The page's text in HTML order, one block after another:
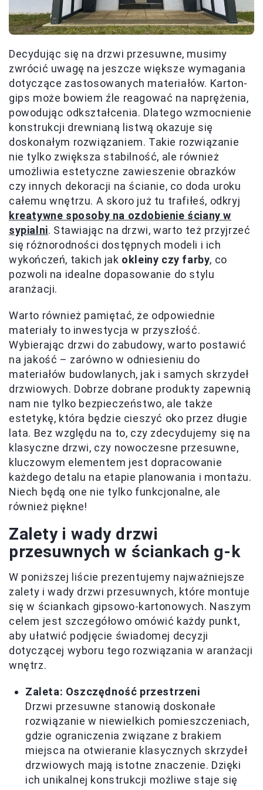
Decydując się na drzwi przesuwne, musimy
zwrócić uwagę na jeszcze większe wymagania
dotyczące zastosowanych materiałów. Karton-
gips może bowiem źle reagować na naprężenia,
powodując odkształcenia. Dlatego wzmocnienie
konstrukcji drewnianą listwą okazuje się
doskonałym rozwiązaniem. Takie rozwiązanie
nie tylko zwiększa stabilność, ale również
umożliwia estetyczne zawieszenie obrazków
czy innych dekoracji na ścianie, co doda uroku
całemu wnętrzu. A skoro już tu trafiłeś, odkryj
kreatywne sposoby na ozdobienie ściany w
sypialni. Stawiając na drzwi, warto też przyjrzeć
się różnorodności dostępnych modeli i ich
wykończeń, takich jak okleiny czy farby, co
pozwoli na idealne dopasowanie do stylu
aranżacji.
Warto również pamiętać, że odpowiednie
materiały to inwestycja w przyszłość.
Wybierając drzwi do zabudowy, warto postawić
na jakość – zarówno w odniesieniu do
materiałów budowlanych, jak i samych skrzydeł
drzwiowych. Dobrze dobrane produkty zapewnią
nam nie tylko bezpieczeństwo, ale także
estetykę, która będzie cieszyć oko przez długie
lata. Bez względu na to, czy zdecydujemy się na
klasyczne drzwi, czy nowoczesne przesuwne,
kluczowym elementem jest dopracowanie
każdego detalu na etapie planowania i montażu.
Niech będą one nie tylko funkcjonalne, ale
również piękne!
Zalety i wady drzwi
przesuwnych w ściankach g-k
W poniższej liście prezentujemy najważniejsze
zalety i wady drzwi przesuwnych, które montuje
się w ściankach gipsowo-kartonowych. Naszym
celem jest szczegółowo omówić każdy punkt,
aby ułatwić podjęcie świadomej decyzji
dotyczącej wyboru tego rozwiązania w aranżacji
wnętrz.
Zaleta: Oszczędność przestrzeni
Drzwi przesuwne stanowią doskonałe
rozwiązanie w niewielkich pomieszczeniach,
gdzie ograniczenia związane z brakiem
miejsca na otwieranie klasycznych skrzydeł
drzwiowych mają istotne znaczenie. Dzięki
ich unikalnej konstrukcji możliwe staje się